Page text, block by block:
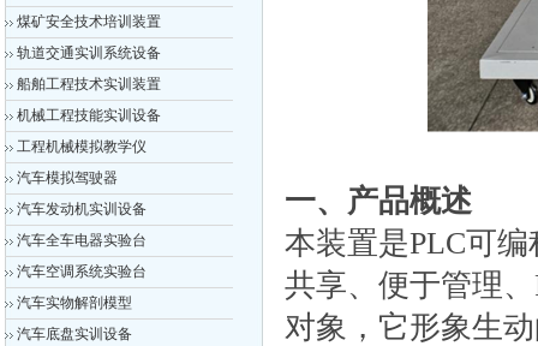
煤矿安全技术培训装置
轨道交通实训系统设备
船舶工程技术实训装置
机械工程技能实训设备
工程机械模拟教学仪
汽车模拟驾驶器
汽车发动机实训设备
汽车全车电器实验台
汽车空调系统实验台
汽车实物解剖模型
汽车底盘实训设备
一、产品概述
本装置是PLC可
共享、便于管理
对象，它形象生